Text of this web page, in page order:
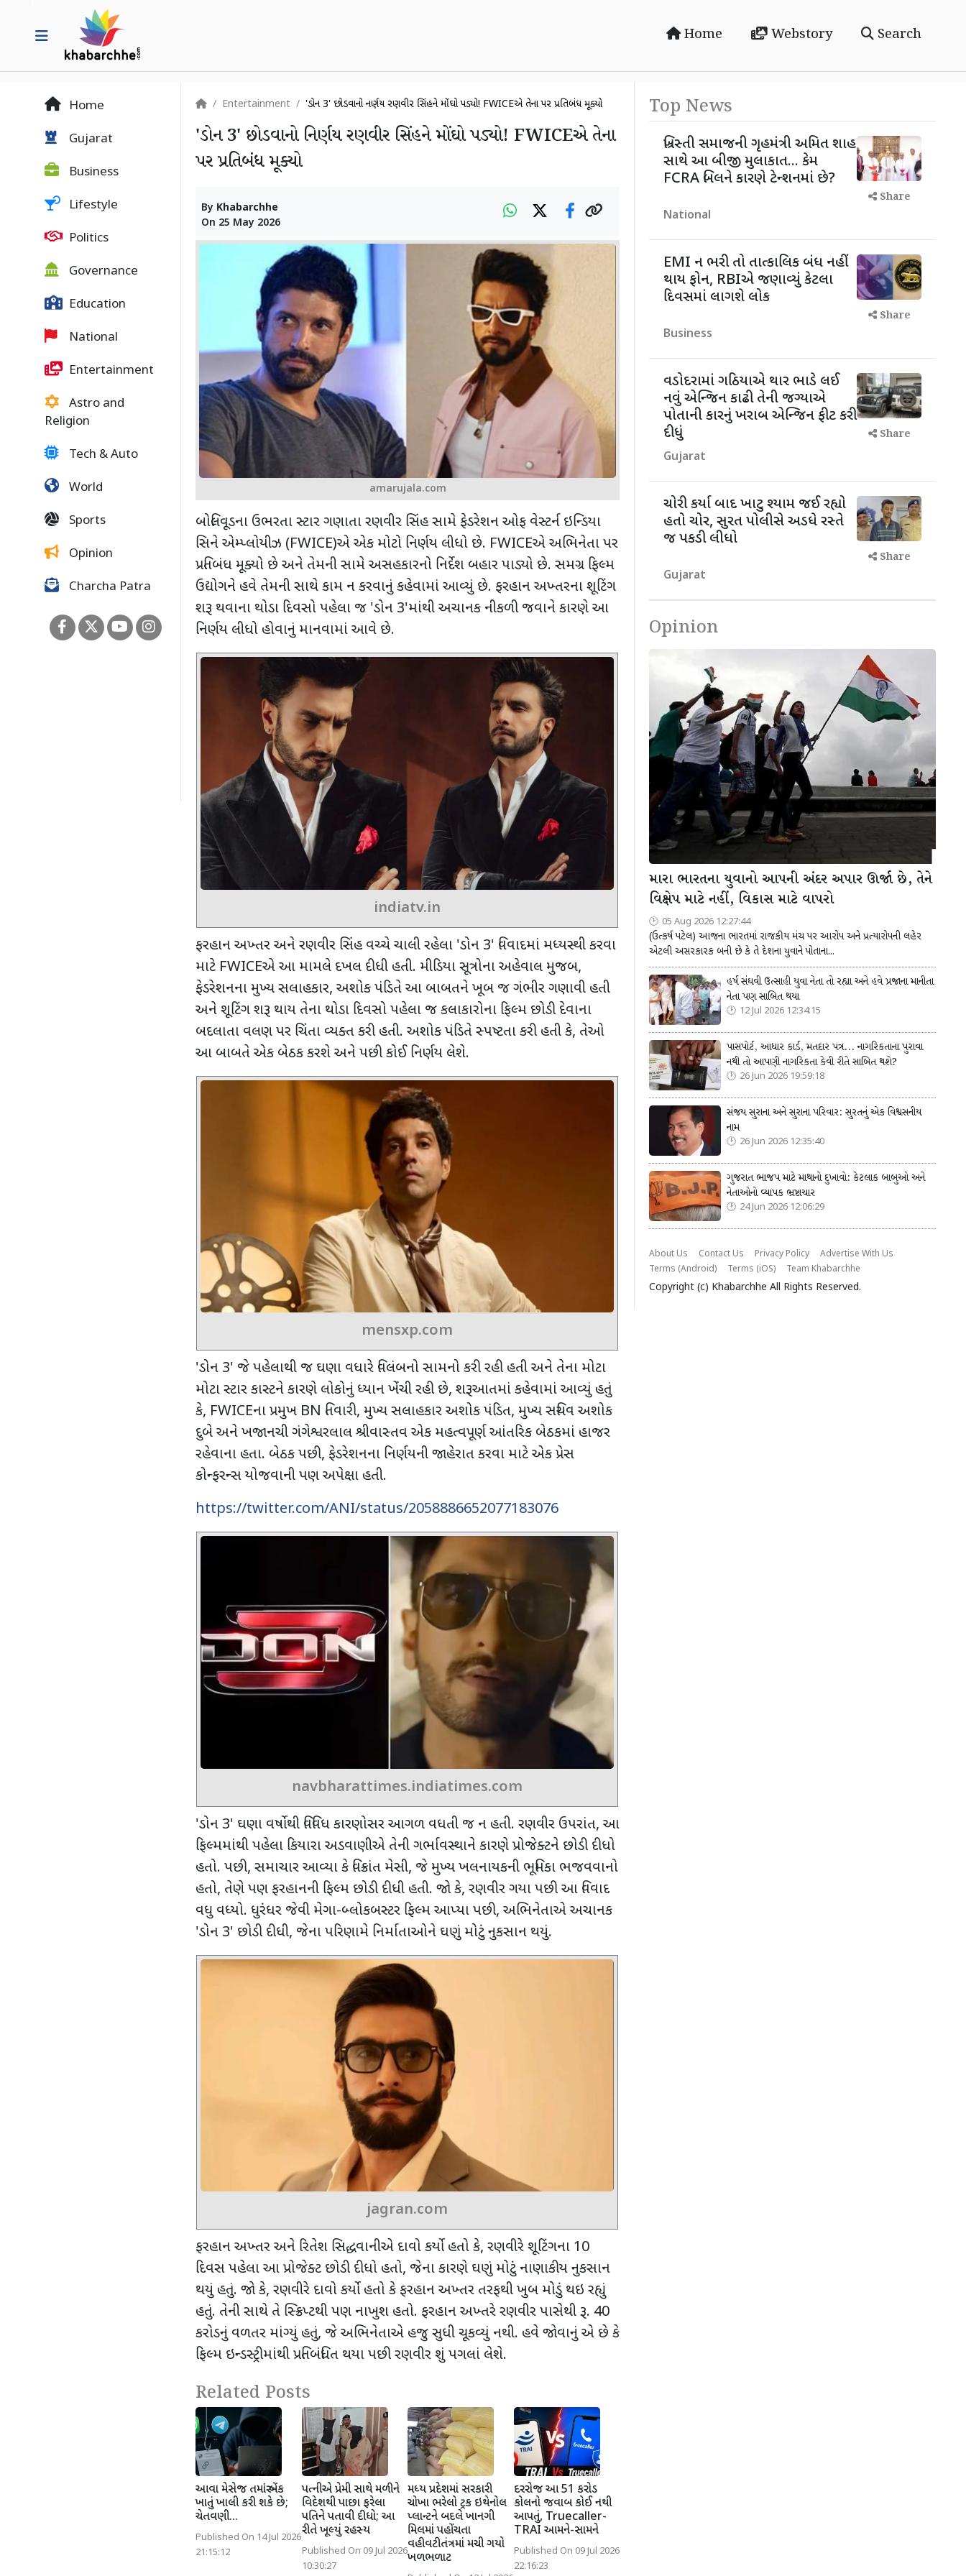
Home Webstory Search
Home
Gujarat
Business
Lifestyle
Politics
Governance
Education
National
Entertainment
Astro and
Religion
Tech & Auto
World
Sports
Opinion
Charcha Patra
Entertainment 'ડોન 3' છોડવાનો નિર્ણય રણવીર સિંહને મોંઘો પડ્યો! FWICEએ તેના પર પ્રતિબંધ મૂક્યો
'ડોન 3' છોડવાનો નિર્ણય રણવીર સિંહને મોંઘો પડ્યો! FWICEએ તેના
પર પ્રતિબંધ મૂક્યો
By Khabarchhe
On 25 May 2026
amarujala.com
બોલિવૂડના ઉભરતા સ્ટાર ગણાતા રણવીર સિંહ સામે ફેડરેશન ઓફ વેસ્ટર્ન ઇન્ડિયા
સિને એમ્પ્લોયીઝ (FWICE)એ એક મોટો નિર્ણય લીધો છે. FWICEએ અભિનેતા પર
પ્રતિબંધ મૂક્યો છે અને તેમની સામે અસહકારનો નિર્દેશ બહાર પાડ્યો છે. સમગ્ર ફિલ્મ
ઉદ્યોગને હવે તેમની સાથે કામ ન કરવાનું કહેવામાં આવ્યું છે. ફરહાન અખ્તરના શૂટિંગ
શરૂ થવાના થોડા દિવસો પહેલા જ 'ડોન 3'માંથી અચાનક નીકળી જવાને કારણે આ
નિર્ણય લીધો હોવાનું માનવામાં આવે છે.
indiatv.in
ફરહાન અખ્તર અને રણવીર સિંહ વચ્ચે ચાલી રહેલા 'ડોન 3' વિવાદમાં મધ્યસ્થી કરવા
માટે FWICEએ આ મામલે દખલ દીધી હતી. મીડિયા સૂત્રોના અહેવાલ મુજબ,
ફેડરેશનના મુખ્ય સલાહકાર, અશોક પંડિતે આ બાબતને ખૂબ જ ગંભીર ગણાવી હતી
અને શૂટિંગ શરૂ થાય તેના થોડા દિવસો પહેલા જ કલાકારોના ફિલ્મ છોડી દેવાના
બદલાતા વલણ પર ચિંતા વ્યક્ત કરી હતી. અશોક પંડિતે સ્પષ્ટતા કરી હતી કે, તેઓ
આ બાબતે એક બેઠક કરશે અને પછી કોઈ નિર્ણય લેશે.
mensxp.com
'ડોન 3' જે પહેલાથી જ ઘણા વધારે વિલંબનો સામનો કરી રહી હતી અને તેના મોટા
મોટા સ્ટાર કાસ્ટને કારણે લોકોનું ધ્યાન ખેંચી રહી છે, શરૂઆતમાં કહેવામાં આવ્યું હતું
કે, FWICEના પ્રમુખ BN તિવારી, મુખ્ય સલાહકાર અશોક પંડિત, મુખ્ય સચિવ અશોક
દુબે અને ખજાનચી ગંગેશ્વરલાલ શ્રીવાસ્તવ એક મહત્વપૂર્ણ આંતરિક બેઠકમાં હાજર
રહેવાના હતા. બેઠક પછી, ફેડરેશનના નિર્ણયની જાહેરાત કરવા માટે એક પ્રેસ
કોન્ફરન્સ યોજવાની પણ અપેક્ષા હતી.
https://twitter.com/ANI/status/2058886652077183076
navbharattimes.indiatimes.com
'ડોન 3' ઘણા વર્ષોથી વિવિધ કારણોસર આગળ વધતી જ ન હતી. રણવીર ઉપરાંત, આ
ફિલ્મમાંથી પહેલા કિયારા અડવાણીએ તેની ગર્ભાવસ્થાને કારણે પ્રોજેક્ટને છોડી દીધો
હતો. પછી, સમાચાર આવ્યા કે વિક્રાંત મેસી, જે મુખ્ય ખલનાયકની ભૂમિકા ભજવવાનો
હતો, તેણે પણ ફરહાનની ફિલ્મ છોડી દીધી હતી. જો કે, રણવીર ગયા પછી આ વિવાદ
વધુ વધ્યો. ધુરંધર જેવી મેગા-બ્લોકબસ્ટર ફિલ્મ આપ્યા પછી, અભિનેતાએ અચાનક
'ડોન 3' છોડી દીધી, જેના પરિણામે નિર્માતાઓને ઘણું મોટું નુકસાન થયું.
jagran.com
ફરહાન અખ્તર અને રિતેશ સિદ્ધવાનીએ દાવો કર્યો હતો કે, રણવીરે શૂટિંગના 10
દિવસ પહેલા આ પ્રોજેક્ટ છોડી દીધો હતો, જેના કારણે ઘણું મોટું નાણાકીય નુકસાન
થયું હતું. જો કે, રણવીરે દાવો કર્યો હતો કે ફરહાન અખ્તર તરફથી ખુબ મોડું થઇ રહ્યું
હતું. તેની સાથે તે સ્ક્રિપ્ટથી પણ નાખુશ હતો. ફરહાન અખ્તરે રણવીર પાસેથી રૂ. 40
કરોડનું વળતર માંગ્યું હતું, જે અભિનેતાએ હજુ સુધી ચૂકવ્યું નથી. હવે જોવાનું એ છે કે
ફિલ્મ ઇન્ડસ્ટ્રીમાંથી પ્રતિબંધિત થયા પછી રણવીર શું પગલાં લેશે.
Related Posts
આવા મેસેજ તમારું બેંક
ખાતું ખાલી કરી શકે છે;
ચેતવણી...
Published On 14 Jul 2026
21:15:12
પત્નીએ પ્રેમી સાથે મળીને
વિદેશથી પાછા ફરેલા
પતિને પતાવી દીધો; આ
રીતે ખૂલ્યું રહસ્ય
Published On 09 Jul 2026
10:30:27
મધ્ય પ્રદેશમાં સરકારી
ચોખા ભરેલો ટ્રક ઇથેનોલ
પ્લાન્ટને બદલે ખાનગી
મિલમાં પહોંચતા
વહીવટીતંત્રમાં મચી ગયો
ખળભળાટ
દરરોજ આ 51 કરોડ
કોલનો જવાબ કોઈ નથી
આપતું, Truecaller-
TRAI આમને-સામને
Published On 09 Jul 2026
22:16:23
Top News
ખ્રિસ્તી સમાજની ગૃહમંત્રી અમિત શાહ
સાથે આ બીજી મુલાકાત... કેમ
FCRA બિલને કારણે ટેન્શનમાં છે?
National
Share
EMI ન ભરી તો તાત્કાલિક બંધ નહીં
થાય ફોન, RBIએ જણાવ્યું કેટલા
દિવસમાં લાગશે લોક
Business
Share
વડોદરામાં ગઠિયાએ થાર ભાડે લઈ
નવું એન્જિન કાઢી તેની જગ્યાએ
પોતાની કારનું ખરાબ એન્જિન ફીટ કરી
દીધું
Gujarat
Share
ચોરી કર્યા બાદ ખાટુ શ્યામ જઈ રહ્યો
હતો ચોર, સુરત પોલીસે અડધે રસ્તે
જ પકડી લીધો
Gujarat
Share
Opinion
મારા ભારતના યુવાનો આપની અંદર અપાર ઊર્જા છે, તેને
વિક્ષેપ માટે નહીં, વિકાસ માટે વાપરો
05 Aug 2026 12:27:44
(ઉત્કર્ષ પટેલ) આજના ભારતમાં રાજકીય મંચ પર આરોપ અને પ્રત્યારોપની લહેર
એટલી અસરકારક બની છે કે તે દેશના યુવાને પોતાના...
હર્ષ સંઘવી ઉત્સાહી યુવા નેતા તો રહ્યા અને હવે પ્રજાના માનીતા
નેતા પણ સાબિત થયા
12 Jul 2026 12:34:15
પાસપોર્ટ, આધાર કાર્ડ, મતદાર પત્ર... નાગરિકતાના પુરાવા
નથી તો આપણી નાગરિકતા કેવી રીતે સાબિત થશે?
26 Jun 2026 19:59:18
સંજય સુરાના અને સુરાના પરિવાર: સુરતનું એક વિશ્વસનીય
નામ
26 Jun 2026 12:35:40
ગુજરાત ભાજપ માટે માથાનો દુખાવો: કેટલાક બાબુઓ અને
નેતાઓનો વ્યાપક ભ્રષ્ટાચાર
24 Jun 2026 12:06:29
About Us Contact Us Privacy Policy
Advertise With Us
Terms (Android)
Terms (iOS) Team Khabarchhe
Copyright (c) Khabarchhe All Rights Reserved.